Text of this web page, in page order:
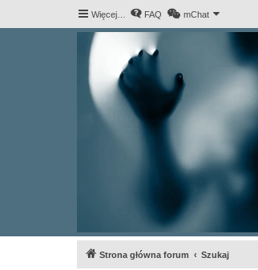
Więcej… FAQ mChat
Strona główna forum Szukaj